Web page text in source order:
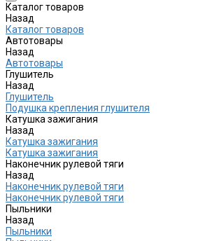
Каталог товаров
Назад
Каталог товаров
Автотовары
Назад
Автотовары
Глушитель
Назад
Глушитель
Подушка крепления глушителя
Катушка зажигания
Назад
Катушка зажигания
Катушка зажигания
Наконечник рулевой тяги
Назад
Наконечник рулевой тяги
Наконечник рулевой тяги
Пыльники
Назад
Пыльники